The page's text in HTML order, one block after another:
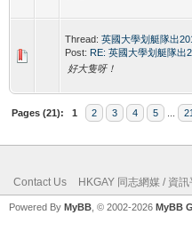
Thread: 英國大學划艇隊出
Post: RE: 英國大學划艇隊出
好大隻呀！
Pages (21): 1 2 3 4 5 21
Contact Us HKGAY 同志網媒 / 資訊
Powered By MyBB , © 2002-2026 MyBB